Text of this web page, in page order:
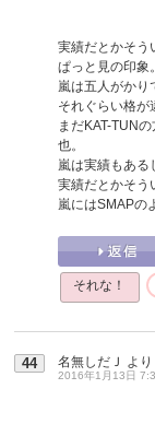
実績だとかそう
ぱっと見の印象
嵐は五人がかり
それぐらい格が
まだKAT-TUN
也。
嵐は実績もある
実績だとかそう
嵐にはSMAPの
それな！
44 名無しだＪ より
2016年1月13日